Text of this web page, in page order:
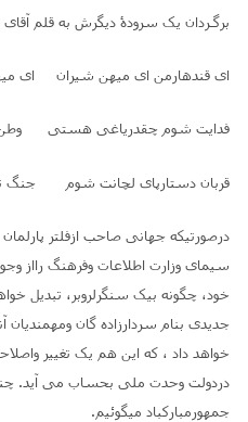
برگـردان یک سرودۀ دیگرش به قلم
ای قندهارمن ای میهن شیران ای
فدایت شوم چقدریاغی هستی وطن
قربان دستارپای لچانت شوم جنگ
درصورتیکه جهانی صاحب ازفلتر پارلمان
سیمای وزارت اطلاعات وفرهنگ رااز
خود، چگونه بیک سنگرلروبر، تبدیل
جدیدی بنام سردارزاده گان
خواهد داد ، که این هم یک تغییر
دردولت وحدت ملی بحساب می آید.
جمهورمبارکباد میگوئیم.